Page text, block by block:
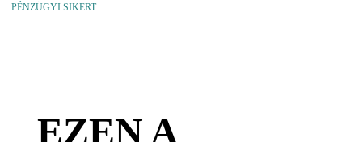
PÉNZÜGYI SIKERT
EZEN A